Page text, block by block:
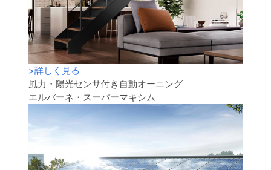
>詳しく見る
風力・陽光センサ付き自動オーニング
エルバーネ・スーパーマキシム